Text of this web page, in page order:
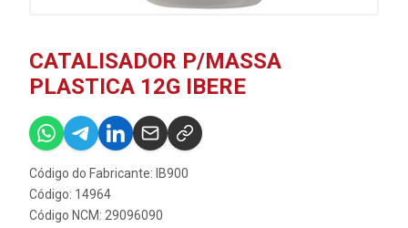
CATALISADOR P/MASSA
PLASTICA 12G IBERE
Código do Fabricante: IB900
Código: 14964
Código NCM: 29096090